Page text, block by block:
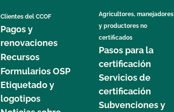
Clientes del CCOF
Pagos y
renovaciones
Recursos
Formularios OSP
Etiquetado y
logotipos
Agricultores, manejadores
y productores no
certificados
Pasos para la
certificación
Servicios de
certificación
Subvenciones y